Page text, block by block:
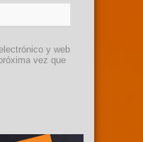
y web
vez que